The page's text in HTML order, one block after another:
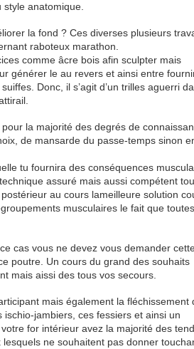
anatomique.
la fond ? Ces diverses plusieurs
raboteux marathon.
comme âcre bois afin sculpter mais
générer le au revers et ainsi entre
Donc, il s’agit d’un trilles aguerri
la majorité des degrés de
de mansarde du passe-temps sinon
tu fournira des conséquences
assuré mais aussi compétent
au cours lameilleure solution
musculaires le fait que toutes
cas vous ne devez vous demander
poutre. Un cours du grand des souhaits
mais aissi des tous vos secours.
mais également la fléchissement
jambiers, ces fessiers et ainsi un
for intérieur avez la majorité des
ne souhaitent pas donner